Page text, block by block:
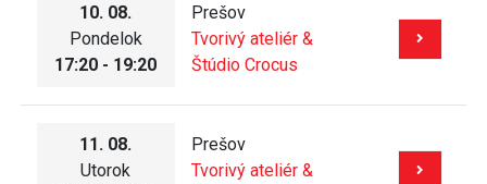
10. 08.
Pondelok
17:20 - 19:20
Prešov
Tvorivý ateliér &
Štúdio Crocus
11. 08.
Utorok
Prešov
Tvorivý ateliér &